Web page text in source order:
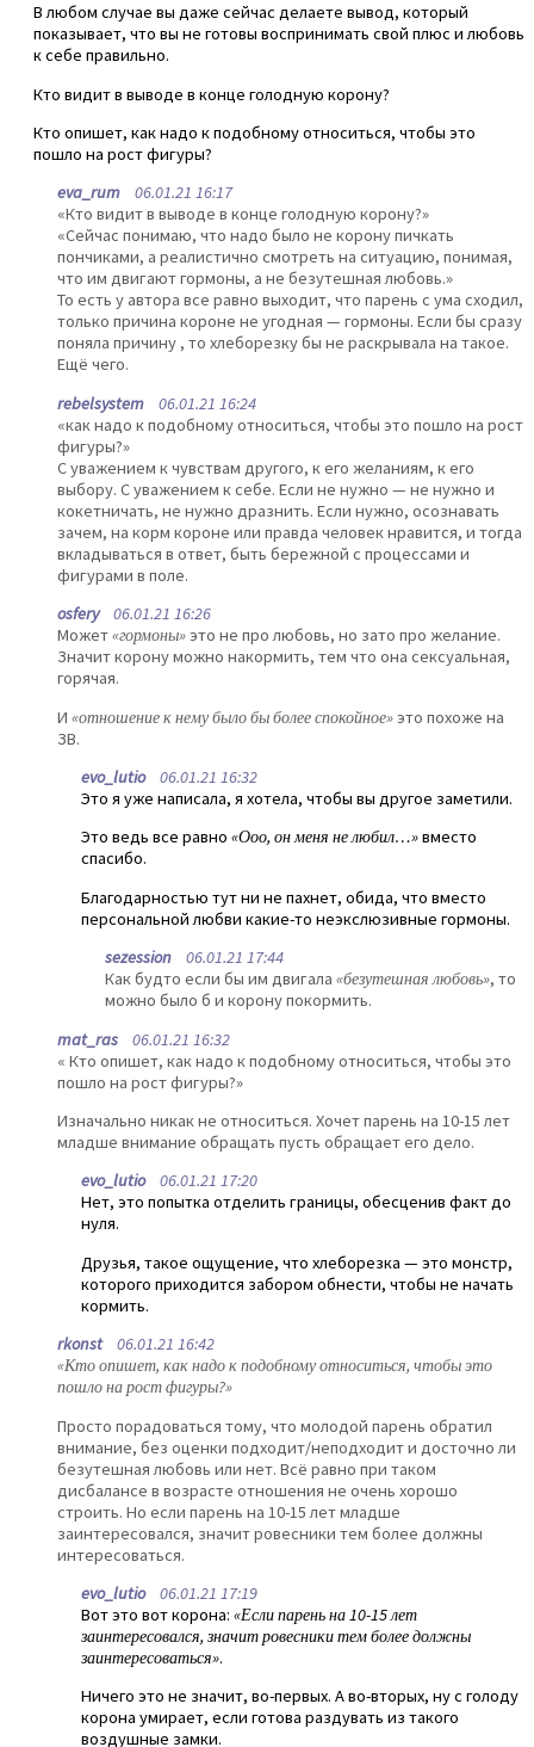
В любом случае вы даже сейчас делаете вывод, который
показывает, что вы не готовы воспринимать свой плюс и любовь
к себе правильно.
Кто видит в выводе в конце голодную корону?
Кто опишет, как надо к подобному относиться, чтобы это
пошло на рост фигуры?
eva_rum 06.01.21 16:17
«Кто видит в выводе в конце голодную корону?»
«Сейчас понимаю, что надо было не корону пичкать
пончиками, а реалистично смотреть на ситуацию, понимая,
что им двигают гормоны, а не безутешная любовь.»
То есть у автора все равно выходит, что парень с ума сходил,
только причина короне не угодная — гормоны. Если бы сразу
поняла причину , то хлеборезку бы не раскрывала на такое.
Ещё чего.
rebelsystem 06.01.21 16:24
«как надо к подобному относиться, чтобы это пошло на рост
фигуры?»
С уважением к чувствам другого, к его желаниям, к его
выбору. С уважением к себе. Если не нужно — не нужно и
кокетничать, не нужно дразнить. Если нужно, осознавать
зачем, на корм короне или правда человек нравится, и тогда
вкладываться в ответ, быть бережной с процессами и
фигурами в поле.
osfery06.01.21 16:26
Может«гормоны»это не про любовь, но зато про желание.
Значит корону можно накормить, тем что она сексуальная,
горячая.
И «отношение к нему было бы более спокойное»это похоже на
ЗВ.
evo_lutio06.01.21 16:32
Это я уже написала, я хотела, чтобы вы другое заметили.
Это ведь все равно «Ооо, он меня не любил…»вместо
спасибо.
Благодарностью тут ни не пахнет, обида, что вместо
персональной любви какие-то неэкслюзивные гормоны.
sezession 06.01.21 17:44
Как будто если бы им двигала «безутешная любовь», то
можно было б и корону покормить.
mat_ras 06.01.21 16:32
« Кто опишет, как надо к подобному относиться, чтобы это
пошло на рост фигуры?»
Изначально никак не относиться. Хочет парень на 10-15 лет
младше внимание обращать пусть обращает его дело.
evo_lutio06.01.21 17:20
Нет, это попытка отделить границы, обесценив факт до
нуля.
Друзья, такое ощущение, что хлеборезка — это монстр,
которого приходится забором обнести, чтобы не начать
кормить.
rkonst06.01.21 16:42
«Кто опишет, как надо к подобному относиться, чтобы это
пошло на рост фигуры?»
Просто порадоваться тому, что молодой парень обратил
внимание, без оценки подходит/неподходит и досточно ли
безутешная любовь или нет. Всё равно при таком
дисбалансе в возрасте отношения не очень хорошо
строить. Но если парень на 10-15 лет младше
заинтересовался, значит ровесники тем более должны
интересоваться.
evo_lutio06.01.21 17:19
Вот это вот корона: «Если парень на 10-15 лет
заинтересовался, значит ровесники тем более должны
заинтересоваться».
Ничего это не значит, во-первых. А во-вторых, ну с голоду
корона умирает, если готова раздувать из такого
воздушные замки.